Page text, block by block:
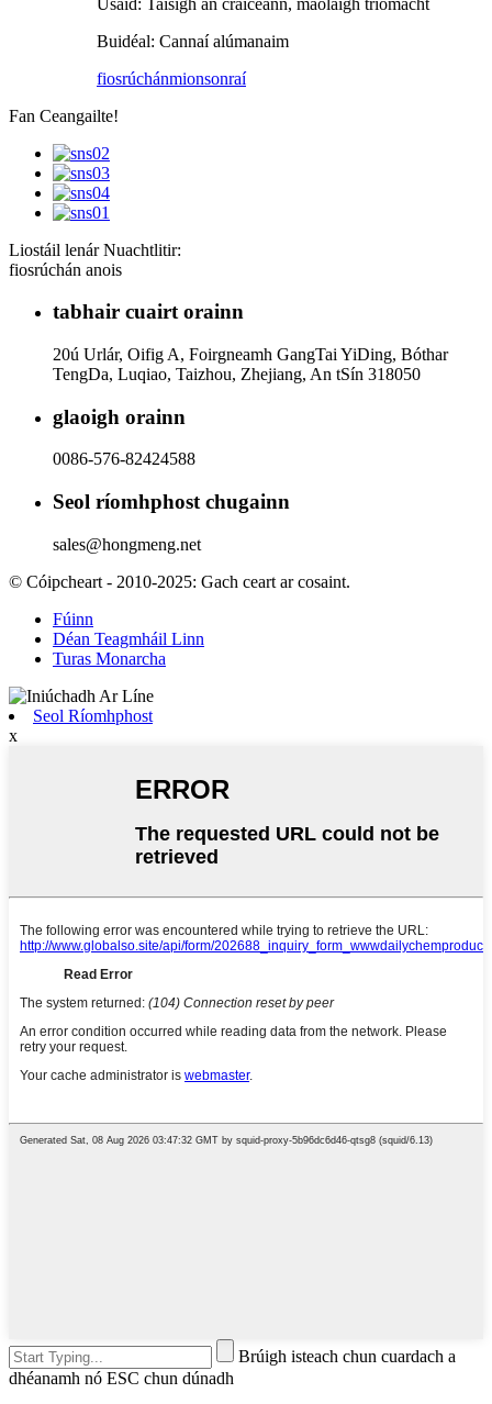
Buidéal: Cannaí alúmanaim
fiosrúchánmionsonraí
Fan Ceangailte!
Liostáil lenár Nuachtlitir:
fiosrúchán anois
tabhair cuairt orainn
20ú Urlár, Oifig A, Foirgneamh GangTai YiDing, Bóthar
TengDa, Luqiao, Taizhou, Zhejiang, An tSín 318050
glaoigh orainn
0086-576-82424588
Seol ríomhphost chugainn
sales@hongmeng.net
© Cóipcheart - 2010-2025: Gach ceart ar cosaint.
Fúinn
Déan Teagmháil Linn
Turas Monarcha
Seol Ríomhphost
x
Brúigh isteach chun cuardach a
dhéanamh nó ESC chun dúnadh